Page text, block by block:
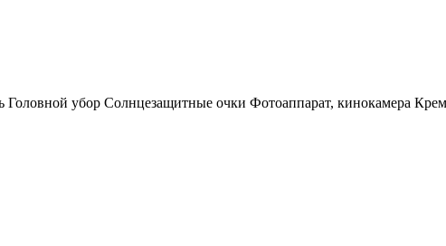
Головной убор Солнцезащитные очки Фотоаппарат, кинокамера